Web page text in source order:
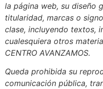
la página web, su diseño
titularidad, marcas o
clase, incluyendo textos,
cualesquiera otros
CENTRO AVANZAMOS.
Queda prohibida su
comunicación pública,